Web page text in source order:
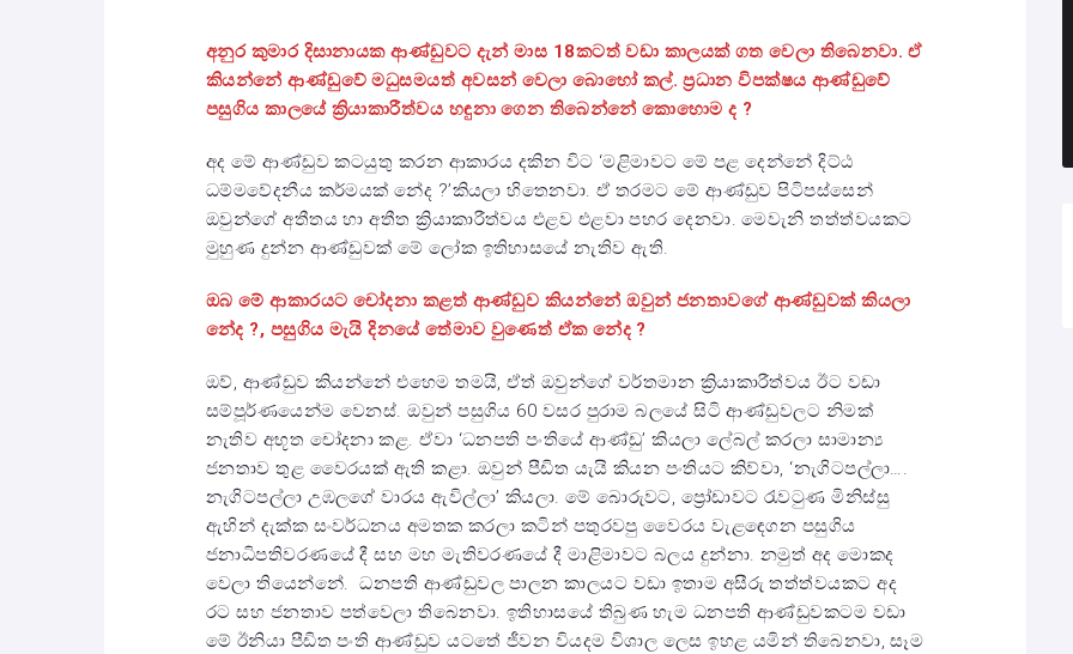
අනුර කුමාර දිසානායක ආණ්ඩුවට දැන් මාස 18කටත් වඩා කාලයක් ගත වෙලා තිබෙනවා. ඒ
කියන්නේ ආණ්ඩුවේ මධුසමයත් අවසන් වෙලා බොහෝ කල්. ප්‍රධාන විපක්ෂය ආණ්ඩුවේ
පසුගිය කාලයේ ක්‍රියාකාරීත්වය හඳුනා ගෙන තිබෙන්නේ කොහොම ද ?
අද මේ ආණ්ඩුව කටයුතු කරන ආකාරය දකින විට ‘මළිමාවට මේ පළ දෙන්නේ දිට්ඨ
ධම්මවේදනීය කර්මයක් නේද ?’කියලා හිතෙනවා. ඒ තරමට මේ ආණ්ඩුව පිටිපස්සෙන්
ඔවුන්ගේ අතීතය හා අතීත ක්‍රියාකාරීත්වය එළව එළවා පහර දෙනවා. මෙවැනි තත්ත්වයකට
මුහුණ දුන්න ආණ්ඩුවක් මේ ලෝක ඉතිහාසයේ නැතිව ඇති.
ඔබ මේ ආකාරයට චෝදනා කළත් ආණ්ඩුව කියන්නේ ඔවුන් ජනතාවගේ ආණ්ඩුවක් කියලා
නේද ?, පසුගිය මැයි දිනයේ තේමාව වුණෙත් ඒක නේද ?
ඔව්, ආණ්ඩුව කියන්නේ එහෙම තමයි, ඒත් ඔවුන්ගේ වර්තමාන ක්‍රියාකාරීත්වය ඊට වඩා
සම්පූර්ණයෙන්ම වෙනස්. ඔවුන් පසුගිය 60 වසර පුරාම බල‌යේ සිටි ආණ්ඩුවලට නිමක්
නැතිව අභූත චෝදනා කළ. ඒවා ‘ධනපති පංතියේ ආණ්ඩු’ කියලා ලේබල් කරලා සාමාන්‍ය
ජනතාව තුළ වෛරයක් ඇති කළා. ඔවුන් පීඩිත යැයි කියන පංතියට කිව්වා, ‘නැගිටපල්ලා….
නැගිටපල්ලා උඹලගේ වාරය ඇවිල්ලා’ කියලා. මේ බොරුවට, ප්‍රෝඩාවට රැවටුණ මිනිස්සු
ඇහින් දැක්ක සංවර්ධනය අමතක කරලා කටින් පතුරවපු වෛරය වැළඳෙගන පසුගිය
ජනාධිපතිවරණයේ දී සහ මහ මැතිවරණයේ දී මාළිමාවට බලය දුන්නා. නමුත් අද මොකද
වෙලා තියෙන්නේ. ධනපති ආණ්ඩුවල පාලන කාලයට වඩා ඉතාම අසීරු තත්ත්වයකට අද
රට සහ ජනතාව පත්වෙලා තිබෙනවා. ඉතිහාසයේ තිබුණ හැම ධනපති ආණ්ඩුවකටම වඩා
මේ ඊනියා පීඩිත පංති ආණ්ඩුව යටතේ ජීවන වියදම විශාල ලෙස ඉහළ යමින් තිබෙනවා, සෑම